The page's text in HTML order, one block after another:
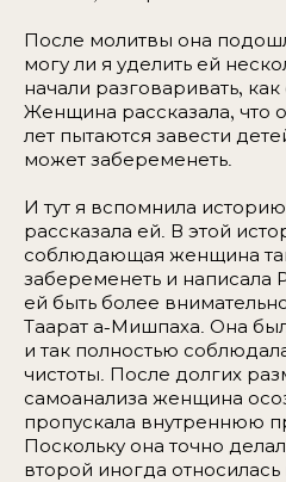
После молитвы она
могу ли я уделить ей
начали разговаривать,
Женщина рассказала, что
лет пытаются завести
может забеременеть.
И тут я вспомнила
рассказала ей. В этой
соблюдающая женщина
забеременеть и написала
ей быть более
Таарат а-Мишпаха. Она
и так полностью
чистоты. После долгих
самоанализа женщина
пропускала внутреннюю
Поскольку она точно
второй иногда